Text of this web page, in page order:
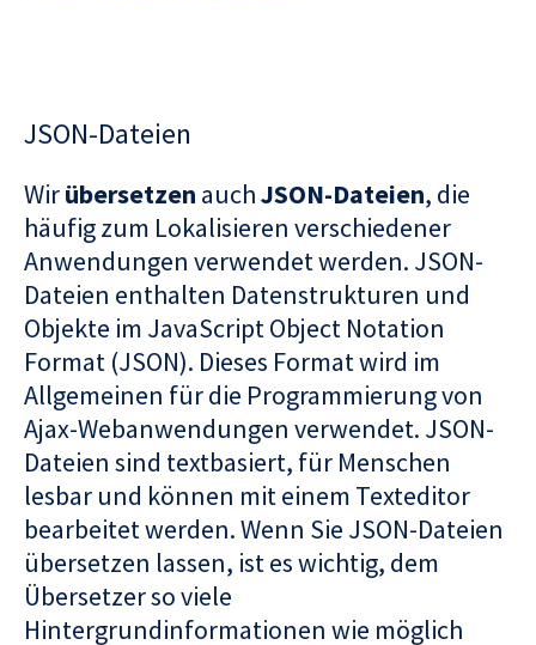
JSON-Dateien
Wirübersetzen auchJSON-Dateien, die
häufig zum Lokalisieren verschiedener
Anwendungen verwendet werden. JSON-
Dateien enthalten Datenstrukturen und
Objekte im JavaScript Object Notation
Format (JSON). Dieses Format wird im
Allgemeinen für die Programmierung von
Ajax-Webanwendungen verwendet. JSON-
Dateien sind textbasiert, für Menschen
lesbar und können mit einem Texteditor
bearbeitet werden. Wenn Sie JSON-Dateien
übersetzen lassen, ist es wichtig, dem
Übersetzer so viele
Hintergrundinformationen wie möglich